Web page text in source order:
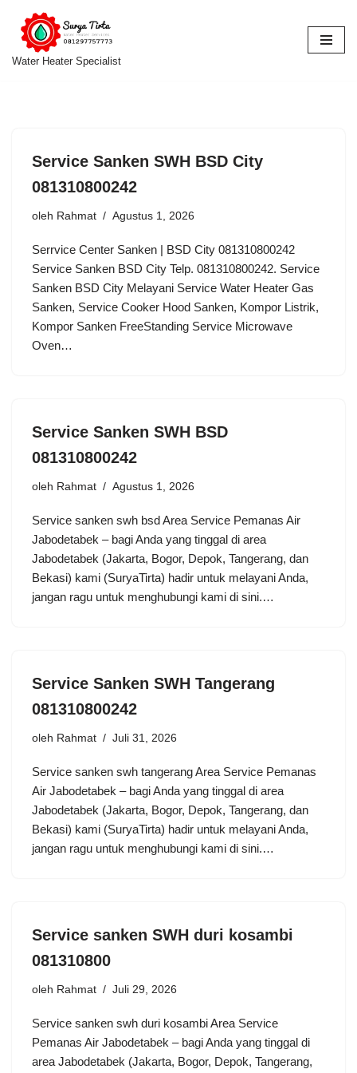
Lompat
ke
Water Heater Specialist
Service Sanken SWH BSD City
081310800242
oleh Rahmat Agustus 1, 2026
Serrvice Center Sanken | BSD City 081310800242
Service Sanken BSD City Telp. 081310800242. Service
Sanken BSD City Melayani Service Water Heater Gas
Sanken, Service Cooker Hood Sanken, Kompor Listrik,
Kompor Sanken FreeStanding Service Microwave
Oven…
Service Sanken SWH BSD
081310800242
oleh Rahmat Agustus 1, 2026
Service sanken swh bsd Area Service Pemanas Air
Jabodetabek – bagi Anda yang tinggal di area
Jabodetabek (Jakarta, Bogor, Depok, Tangerang, dan
Bekasi) kami (SuryaTirta) hadir untuk melayani Anda,
jangan ragu untuk menghubungi kami di sini.…
Service Sanken SWH Tangerang
081310800242
oleh Rahmat Juli 31, 2026
Service sanken swh tangerang Area Service Pemanas
Air Jabodetabek – bagi Anda yang tinggal di area
Jabodetabek (Jakarta, Bogor, Depok, Tangerang, dan
Bekasi) kami (SuryaTirta) hadir untuk melayani Anda,
jangan ragu untuk menghubungi kami di sini.…
Service sanken SWH duri kosambi
081310800
oleh Rahmat Juli 29, 2026
Service sanken swh duri kosambi Area Service
Pemanas Air Jabodetabek – bagi Anda yang tinggal di
area Jabodetabek (Jakarta, Bogor, Depok, Tangerang,